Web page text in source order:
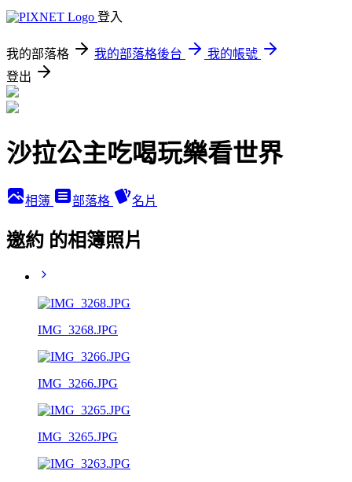
登入
我的部落格 我的部落格後台
我的帳號
登出
沙拉公主吃喝玩樂看世界
相簿 部落格 名片
邀約 的相簿照片
IMG_3268.JPG
IMG_3266.JPG
IMG_3265.JPG